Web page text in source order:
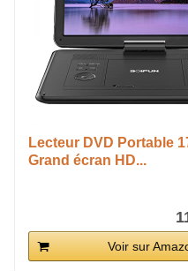
Lecteur DVD Portable
Grand écran HD...
Voir sur